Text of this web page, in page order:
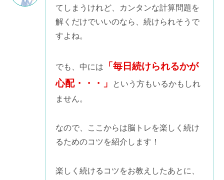
てしまうけれど、カンタンな計算問題を
解くだけでいいのなら、続けられそうで
すよね。
でも、中には
「毎日続けられるかが
心配・・・」
という方もいるかもしれ
ません。
なので、ここからは脳トレを楽しく続け
るためのコツを紹介します！
楽しく続けるコツをお教えしたあとに、